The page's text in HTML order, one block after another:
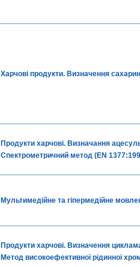
Харчові продукти. Визначення
Продукти харчові. Визначання
Спектрометричний метод (EN
Мультимедійне та гіпермедійне
Продукти харчові. Визначення
Метод високоефективної рідинної